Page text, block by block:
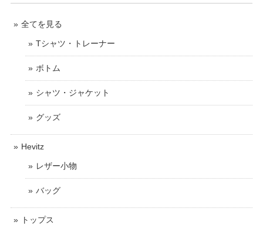
全てを見る
Tシャツ・トレーナー
ボトム
シャツ・ジャケット
グッズ
Hevitz
レザー小物
バッグ
トップス